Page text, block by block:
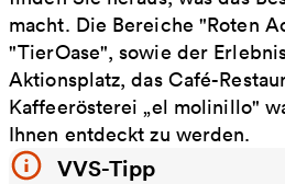
macht. Die Bereiche "Roten
"TierOase", sowie der
Aktionsplatz, das Café-
Kaffeerösterei „el molinillo"
Ihnen entdeckt zu werden.
VVS-Tipp